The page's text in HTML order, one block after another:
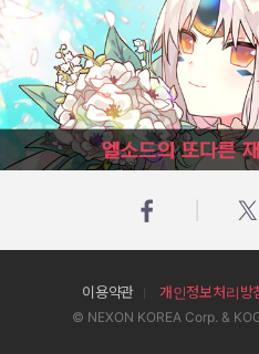
엘소드의 또다른 재미 작가연
이용약관 개인정보처리방
© NEXON KOREA Corp. &